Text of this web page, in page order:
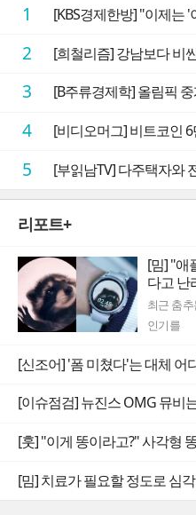
1 [KBS경제한방] "이제는 '이태원'을 주목해야"
2 [희철리즘] 강남보다 비싼 방글라데시
3 [B주류경제학] 올림픽 중
4 [비디오머그] 비트코인 6
5 [부읽남TV] 다주택자와 전쟁
리포트+
[밈] "애
다고 난
최근 춤
인기를
[신조어] '폼 미쳤다'는 대체 어
[밈] 치료가 필요할 정도로 심